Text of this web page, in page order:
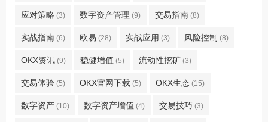
应对策略 (3) 数字资产管理 (9) 交易指南 (8)
实战指南 (6) 欧易 (28) 实战应用 (3) 风险控制 (8)
OKX资讯 (9) 稳健增值 (5) 流动性挖矿 (3)
交易体验 (5) OKX官网下载 (5) OKX生态 (15)
数字资产 (10) 数字资产增值 (4) 交易技巧 (3)